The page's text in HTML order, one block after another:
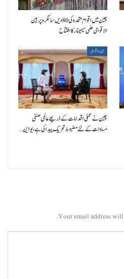
چین میں اقوام متحدہ کی 80ویں سالگرہ پر بین
الاقوامی علمی سیمینار کا افتتاح
بین الاقوامی
چین نے عملی اقدامات کے ذریعے عالمی صنفی
مساوات کے لئے مضبوط تحریک پیدا کی ہے، یو این…
Your email address